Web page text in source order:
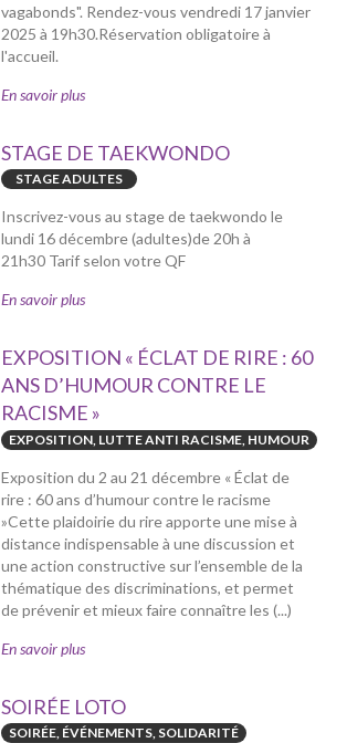
vagabonds". Rendez-vous vendredi 17 janvier
2025 à 19h30.Réservation obligatoire à
l'accueil.
En savoir plus
STAGE DE TAEKWONDO
STAGE ADULTES
Inscrivez-vous au stage de taekwondo le
lundi 16 décembre (adultes)de 20h à
21h30 Tarif selon votre QF
En savoir plus
EXPOSITION « ÉCLAT DE RIRE : 60
ANS D’HUMOUR CONTRE LE
RACISME »
EXPOSITION, LUTTE ANTI RACISME, HUMOUR
Exposition du 2 au 21 décembre « Éclat de
rire : 60 ans d’humour contre le racisme
»Cette plaidoirie du rire apporte une mise à
distance indispensable à une discussion et
une action constructive sur l’ensemble de la
thématique des discriminations, et permet
de prévenir et mieux faire connaître les (...)
En savoir plus
SOIRÉE LOTO
SOIRÉE, ÉVÉNEMENTS, SOLIDARITÉ